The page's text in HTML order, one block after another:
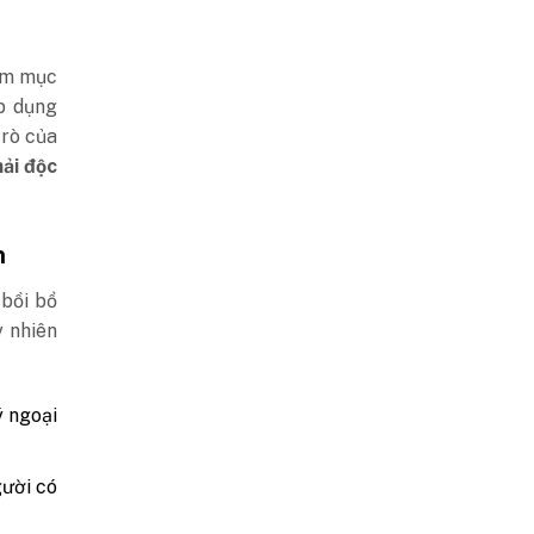
mục
dụng
của
độc
bổ
nhiên
ngoại
có